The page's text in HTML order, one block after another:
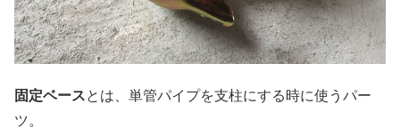
固定ベースとは、単管パイプを支柱にする時に使うパー
ツ。